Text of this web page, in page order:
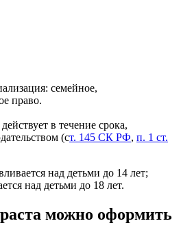
семейное,
право.
в течение срока,
(ст. 145 СК РФ, п. 1 ст.
над детьми до 14 лет;
над детьми до 18 лет.
можно оформить